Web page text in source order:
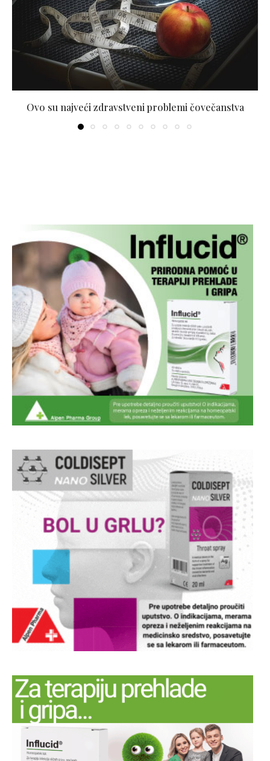
Ovo su najveći zdravstveni problemi čovečanstva